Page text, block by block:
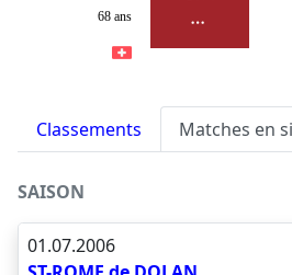
68 ans
Classements Matches en
SAISON
01.07.2006